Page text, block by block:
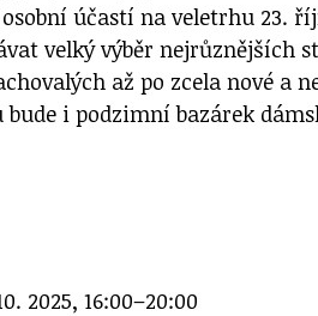
účastí na veletrhu 23.
velký výběr nejrůznějších
až po zcela nové a
i podzimní bazárek
2025, 16:00–20:00